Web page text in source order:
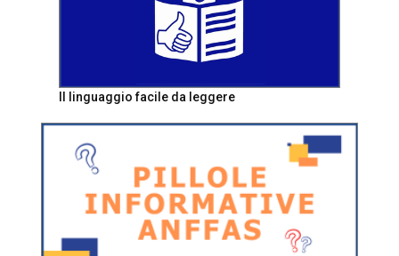
Il linguaggio facile da leggere